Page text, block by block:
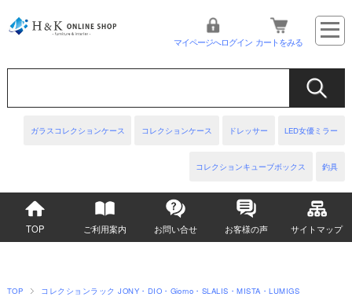
ガラスコレクションケース コレクションケース ドレッサー LED女優ミラー
コレクションキューブボックス 釣具
マイページへログイン カートをみる
TOP ご利用案内 お問い合せ お客様の声 サイトマップ
TOP
コレクションラック JONY・DIO・Giorno・SLALIS・MISTA・LUMIGS